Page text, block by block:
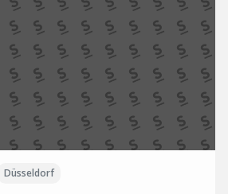
Düsseldorf